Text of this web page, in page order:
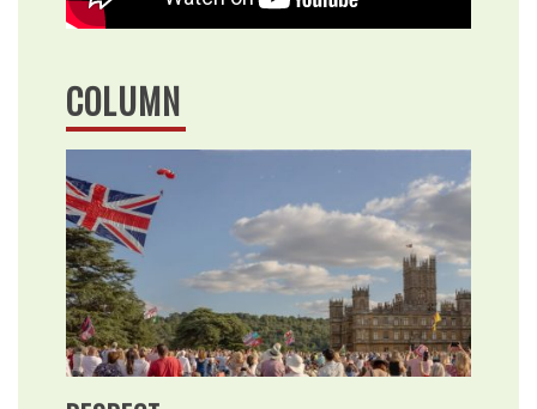
COLUMN